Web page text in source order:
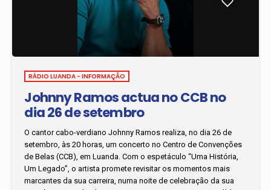
RÁDIO LUANDA - INFORMAÇÃO
Johnny Ramos actua no CCB no
dia 26 de setembro
O cantor cabo-verdiano Johnny Ramos realiza, no dia 26 de
setembro, às 20 horas, um concerto no Centro de Convenções
de Belas (CCB), em Luanda. Com o espetáculo “Uma História,
Um Legado”, o artista promete revisitar os momentos mais
marcantes da sua carreira, numa noite de celebração da sua